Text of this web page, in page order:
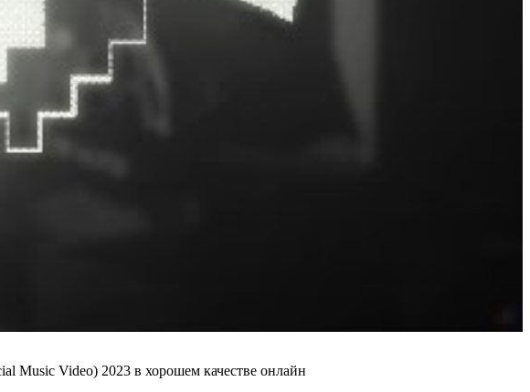
Video) 2023 в хорошем качестве онлайн